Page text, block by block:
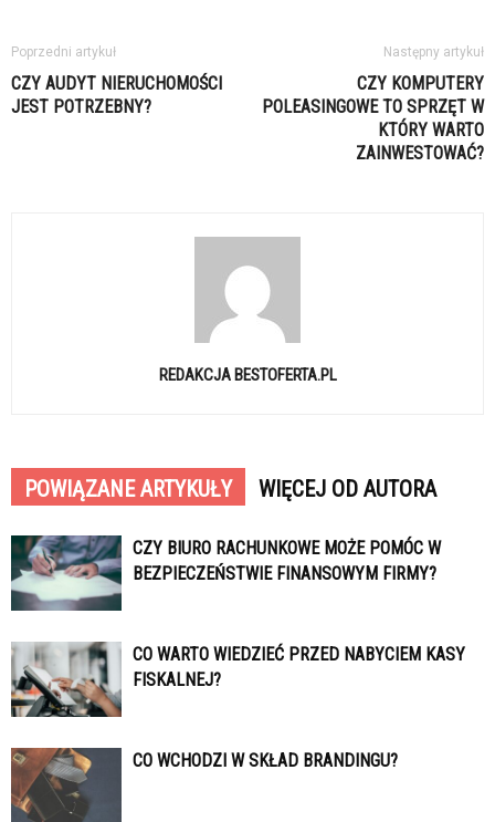
Poprzedni artykuł
CZY AUDYT NIERUCHOMOŚCI
JEST POTRZEBNY?
Następny artykuł
CZY KOMPUTERY
POLEASINGOWE TO SPRZĘT W
KTÓRY WARTO
ZAINWESTOWAĆ?
REDAKCJA BESTOFERTA.PL
POWIĄZANE ARTYKUŁY WIĘCEJ OD AUTORA
CZY BIURO RACHUNKOWE MOŻE POMÓC W
BEZPIECZEŃSTWIE FINANSOWYM FIRMY?
CO WARTO WIEDZIEĆ PRZED NABYCIEM KASY
FISKALNEJ?
CO WCHODZI W SKŁAD BRANDINGU?